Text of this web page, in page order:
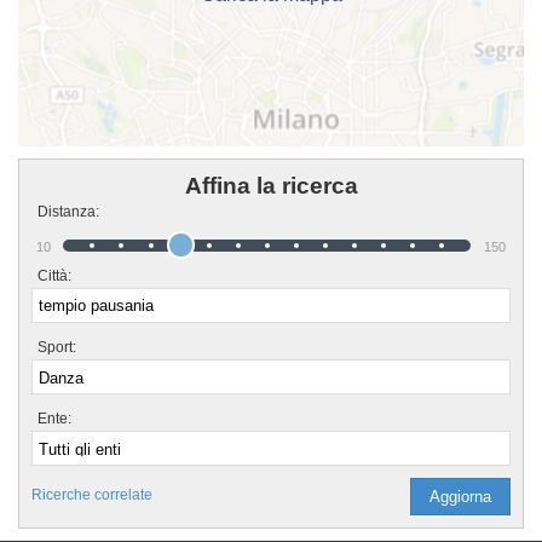
Affina la ricerca
Distanza:
10 150
Città:
Sport:
Ente:
Ricerche correlate